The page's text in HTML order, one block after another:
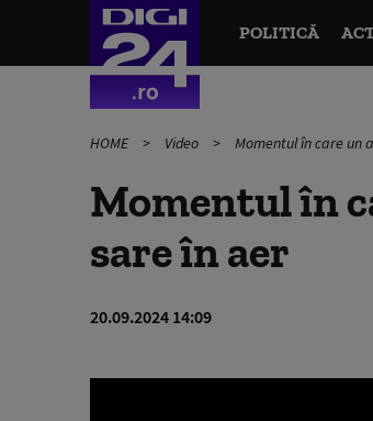
POLITICĂ
HOME Video Momentul în care un
Momentul în
sare în aer
20.09.2024 14:09